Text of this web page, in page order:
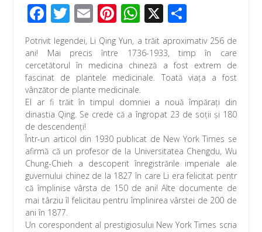
F
ac
e
b
o
o
k
T
wi
tt
er
E
m
ail
Pi
nt
er
e
st
W
h
at
s
A
p
p
X
ar
ta
je
az
ă
Potrivit legendei, Li Qing Yun, a trăit aproximativ 256 de
ani! Mai precis între 1736-1933, timp în care
cercetătorul în medicina chineză a fost extrem de
fascinat de plantele medicinale. Toată viaţa a fost
vânzător de plante medicinale.
El ar fi trăit în timpul domniei a nouă împărați din
dinastia Qing. Se crede că a îngropat 23 de soții și 180
de descendenți!
Într-un articol din 1930 publicat de New York Times se
afirmă că un profesor de la Universitatea Chengdu, Wu
Chung-Chieh a descoperit înregistrările imperiale ale
guvernului chinez de la 1827 în care Li era felicitat pentr
că împlinise vârsta de 150 de ani! Alte documente de
mai târziu îl felicitau pentru împlinirea vârstei de 200 de
ani în 1877.
Un corespondent al prestigiosului New York Times scria